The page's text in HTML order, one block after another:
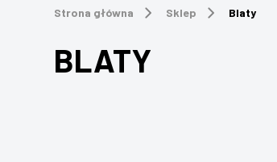
Strona główna Sklep Blaty
BLATY